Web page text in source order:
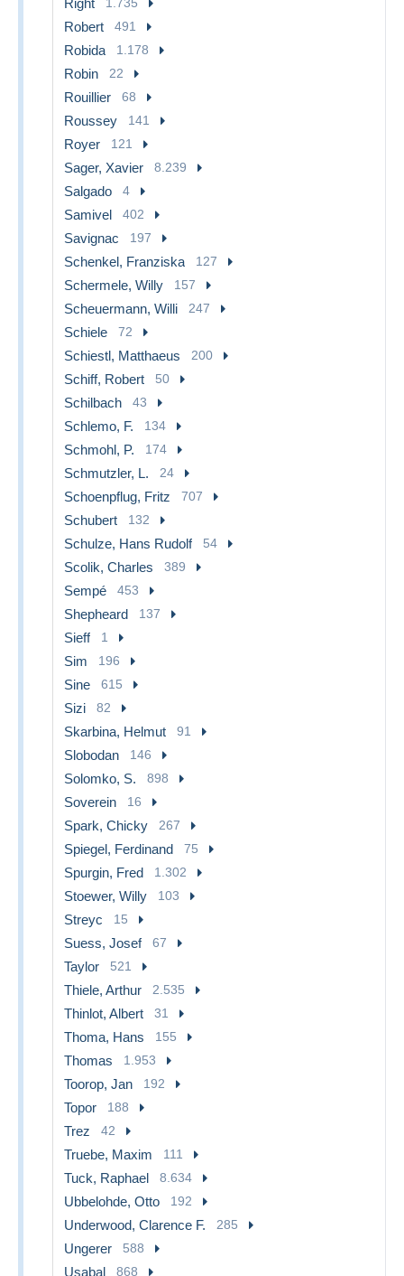
Robert 491
Robida 1.178
Robin 22
Rouillier 68
Roussey 141
Royer 121
Sager, Xavier 8.239
Salgado 4
Samivel 402
Savignac 197
Schenkel, Franziska 127
Schermele, Willy 157
Scheuermann, Willi 247
Schiele 72
Schiestl, Matthaeus 200
Schiff, Robert 50
Schilbach 43
Schlemo, F. 134
Schmohl, P. 174
Schmutzler, L. 24
Schoenpflug, Fritz 707
Schubert 132
Schulze, Hans Rudolf 54
Scolik, Charles 389
Sempé 453
Shepheard 137
Sieff 1
Sim 196
Sine 615
Sizi 82
Skarbina, Helmut 91
Slobodan 146
Solomko, S. 898
Soverein 16
Spark, Chicky 267
Spiegel, Ferdinand 75
Spurgin, Fred 1.302
Stoewer, Willy 103
Streyc 15
Suess, Josef 67
Taylor 521
Thiele, Arthur 2.535
Thinlot, Albert 31
Thoma, Hans 155
Thomas 1.953
Toorop, Jan 192
Topor 188
Trez 42
Truebe, Maxim 111
Tuck, Raphael 8.634
Ubbelohde, Otto 192
Underwood, Clarence F. 285
Ungerer 588
Usabal 868